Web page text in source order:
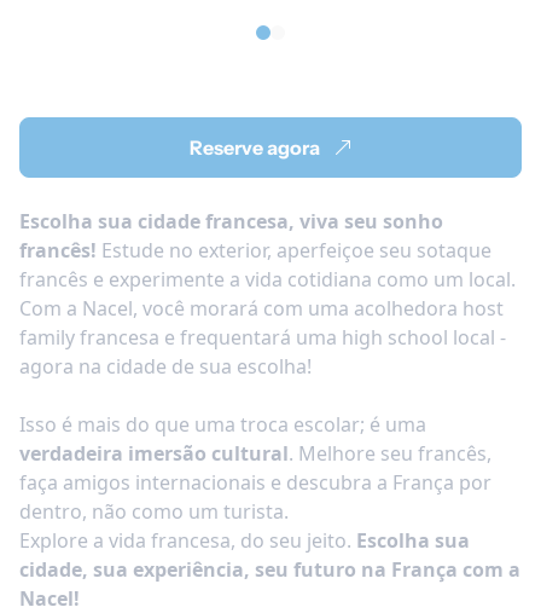
Reserve agora
Escolha sua cidade francesa, viva seu sonho
francês! Estude no exterior, aperfeiçoe seu sotaque
francês e experimente a vida cotidiana como um local.
Com a Nacel, você morará com uma acolhedora host
family francesa e frequentará uma high school local -
agora na cidade de sua escolha!
Isso é mais do que uma troca escolar; é uma
verdadeira imersão cultural. Melhore seu francês,
faça amigos internacionais e descubra a França por
dentro, não como um turista.
Explore a vida francesa, do seu jeito. Escolha sua
cidade, sua experiência, seu futuro na França com a
Nacel!